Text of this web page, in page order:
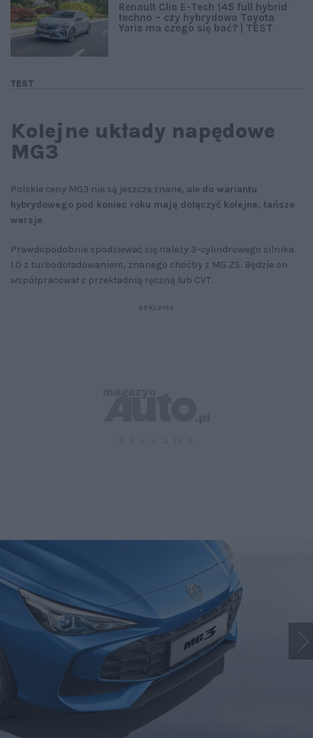
TEST
Renault Clio E-Tech 145 full hybrid
techno – czy hybrydowa Toyota
Yaris ma czego się bać? | TEST
Kolejne układy napędowe
MG3
Polskie ceny MG3 nie są jeszcze znane, ale do wariantu
hybrydowego pod koniec roku mają dołączyć kolejne, tańsze
wersje.
Prawdopodobnie spodziewać się należy 3-cylindrowego silnika
1.0 z turbodoładowaniem, znanego choćby z MG ZS. Będzie on
współpracował z przekładnią ręczną lub CVT.